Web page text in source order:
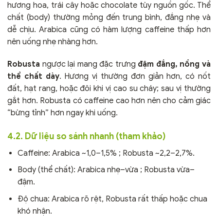
hương hoa, trái cây hoặc chocolate tùy nguồn gốc. Thể
chất (body) thường mỏng đến trung bình, đắng nhẹ và
dễ chịu. Arabica cũng có hàm lượng caffeine thấp hơn
nên uống nhẹ nhàng hơn.
Robusta ngược lại mang đặc trưng đậm đắng, nồng và
thể chất dày. Hương vị thường đơn giản hơn, có nốt
đất, hạt rang, hoặc đôi khi vị cao su cháy; sau vị thường
gắt hơn. Robusta có caffeine cao hơn nên cho cảm giác
“bừng tỉnh” hơn ngay khi uống.
4.2. Dữ liệu so sánh nhanh (tham khảo)
Caffeine: Arabica ~1,0–1,5% ; Robusta ~2,2–2,7%.
Body (thể chất): Arabica nhẹ–vừa ; Robusta vừa–
đậm.
Độ chua: Arabica rõ rệt, Robusta rất thấp hoặc chua
khó nhận.